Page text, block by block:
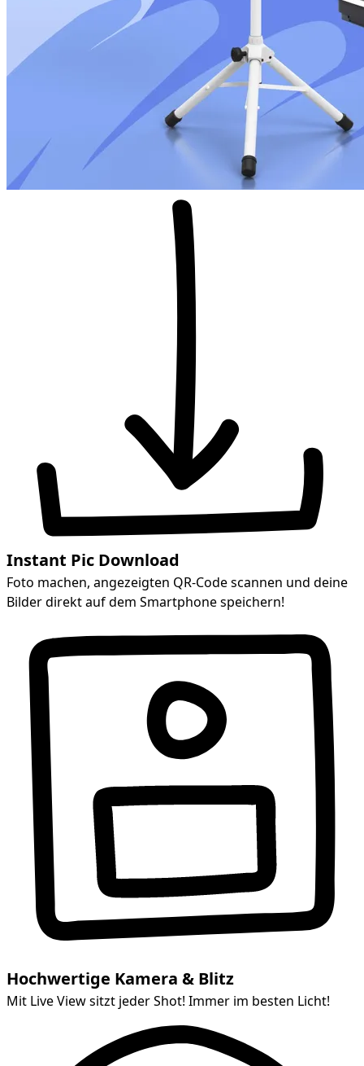
Instant Pic Download
Foto machen, angezeigten QR-Code scannen und deine
Bilder direkt auf dem Smartphone speichern!
Hochwertige Kamera & Blitz
Mit Live View sitzt jeder Shot! Immer im besten Licht!